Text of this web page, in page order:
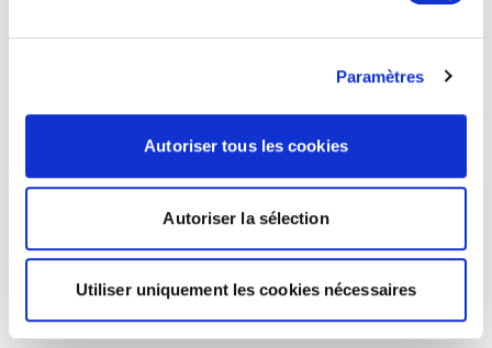
Paramètres
Autoriser tous les cookies
Autoriser la sélection
Utiliser uniquement les cookies nécessaires